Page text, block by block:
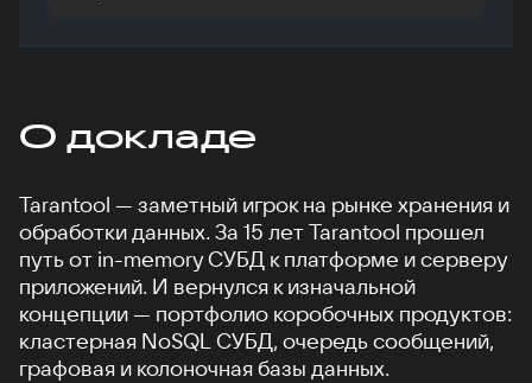
О докладе
Tarantool — заметный игрок на рынке хранения и
обработки данных. За 15 лет Tarantool прошел
путь от in-memory СУБД к платформе и серверу
приложений. И вернулся к изначальной
концепции — портфолио коробочных продуктов:
кластерная NoSQL СУБД, очередь сообщений,
графовая и колоночная базы данных.